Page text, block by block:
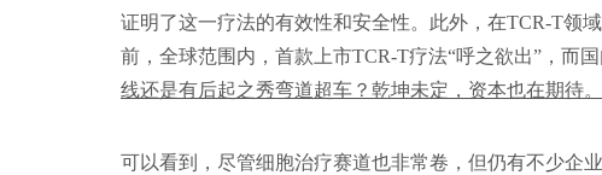
证明了这一疗法的有效性和安全性。此外，在TCR-T领
前，全球范围内，首款上市TCR-T疗法“呼之欲出”，而
线还是有后起之秀弯道超车？乾坤未定，资本也在期待。
可以看到，尽管细胞治疗赛道也非常卷，但仍有不少企